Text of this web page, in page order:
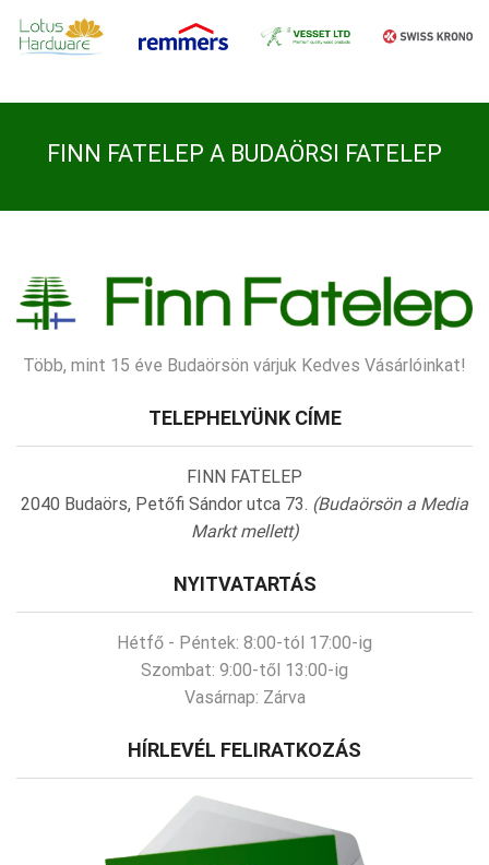
FINN FATELEP A BUDAÖRSI FATELEP
Több, mint 15 éve Budaörsön várjuk Kedves Vásárlóinkat!
TELEPHELYÜNK CÍME
FINN FATELEP
2040 Budaörs, Petőfi Sándor utca 73. (Budaörsön a Media
Markt mellett)
NYITVATARTÁS
Hétfő - Péntek: 8:00-tól 17:00-ig
Szombat: 9:00-től 13:00-ig
Vasárnap: Zárva
HÍRLEVÉL FELIRATKOZÁS